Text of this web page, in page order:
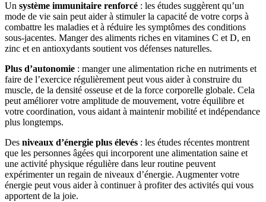
Un système immunitaire renforcé : les études suggèrent qu’un
mode de vie sain peut aider à stimuler la capacité de votre corps à
combattre les maladies et à réduire les symptômes des conditions
sous-jacentes. Manger des aliments riches en vitamines C et D, en
zinc et en antioxydants soutient vos défenses naturelles.
Plus d’autonomie : manger une alimentation riche en nutriments et
faire de l’exercice régulièrement peut vous aider à construire du
muscle, de la densité osseuse et de la force corporelle globale. Cela
peut améliorer votre amplitude de mouvement, votre équilibre et
votre coordination, vous aidant à maintenir mobilité et indépendance
plus longtemps.
Des niveaux d’énergie plus élevés : les études récentes montrent
que les personnes âgées qui incorporent une alimentation saine et
une activité physique régulière dans leur routine peuvent
expérimenter un regain de niveaux d’énergie. Augmenter votre
énergie peut vous aider à continuer à profiter des activités qui vous
apportent de la joie.